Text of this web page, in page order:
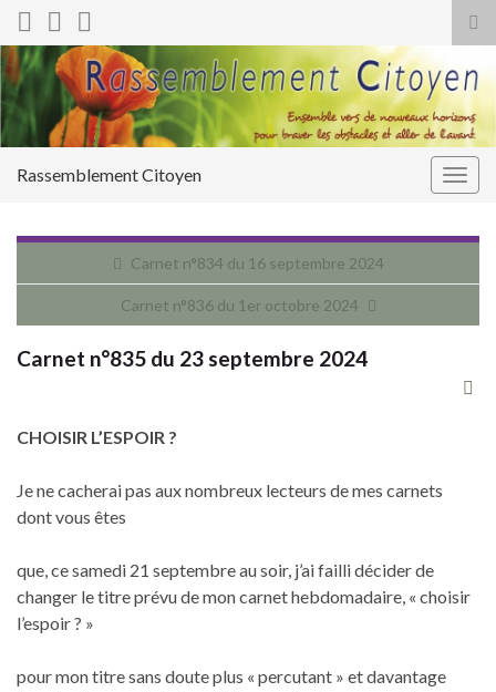
Rassemblement Citoyen
Carnet n°834 du 16 septembre 2024
Carnet n°836 du 1er octobre 2024
Carnet n°835 du 23 septembre 2024
CHOISIR L’ESPOIR ?
Je ne cacherai pas aux nombreux lecteurs de mes carnets
dont vous êtes
que, ce samedi 21 septembre au soir, j’ai failli décider de
changer le titre prévu de mon carnet hebdomadaire, « choisir
l’espoir ? »
pour mon titre sans doute plus « percutant » et davantage